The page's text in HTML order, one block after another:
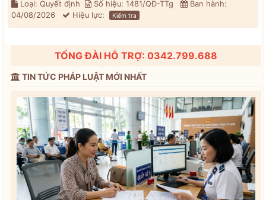
Loại: Quyết định Số hiệu: 1481/QĐ-TTg
Ban hành:
04/08/2026
Hiệu lực: Kiểm tra
TỔNG ĐÀI HỖ TRỢ: 0342.799.688
TIN TỨC PHÁP LUẬT MỚI NHẤT